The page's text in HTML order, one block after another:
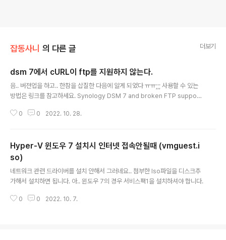
잡동사니 의 다른 글 더보기
dsm 7에서 cURL이 ftp를 지원하지 않는다.
음.. 버젼업을 하고.. 한참을 삽질한 다음에 알게 되었다 ㅠㅠ;;; 사용할 수 있는
방법은 링크를 참고하세요. Synology DSM 7 and broken FTP support
ort in curl – WebIT Tech Blog I recently updated my DS1517 to DS
luding support for all omitted protoc..
0 0 2022. 10. 28.
Hyper-V 윈도우 7 설치시 인터넷 접속안될때 (vmguest.i
so)
네트워크 관련 드라이버를 설치 안해서 그러네요.. 첨부한 Iso파일을 디스크추
가해서 설치하면 됩니다. 아.. 윈도우 7의 경우 서비스팩1을 설치하셔야 합니다.
0 0 2022. 10. 7.